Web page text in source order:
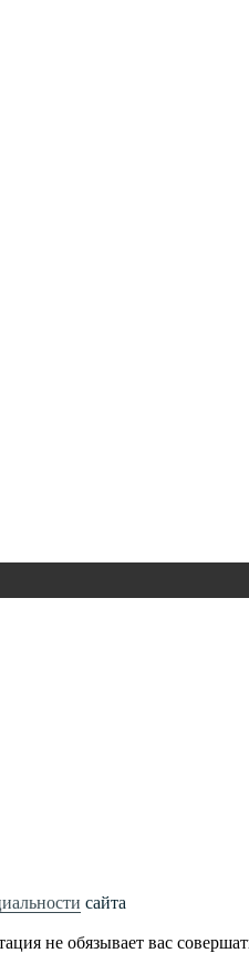
сайта
не обязывает вас